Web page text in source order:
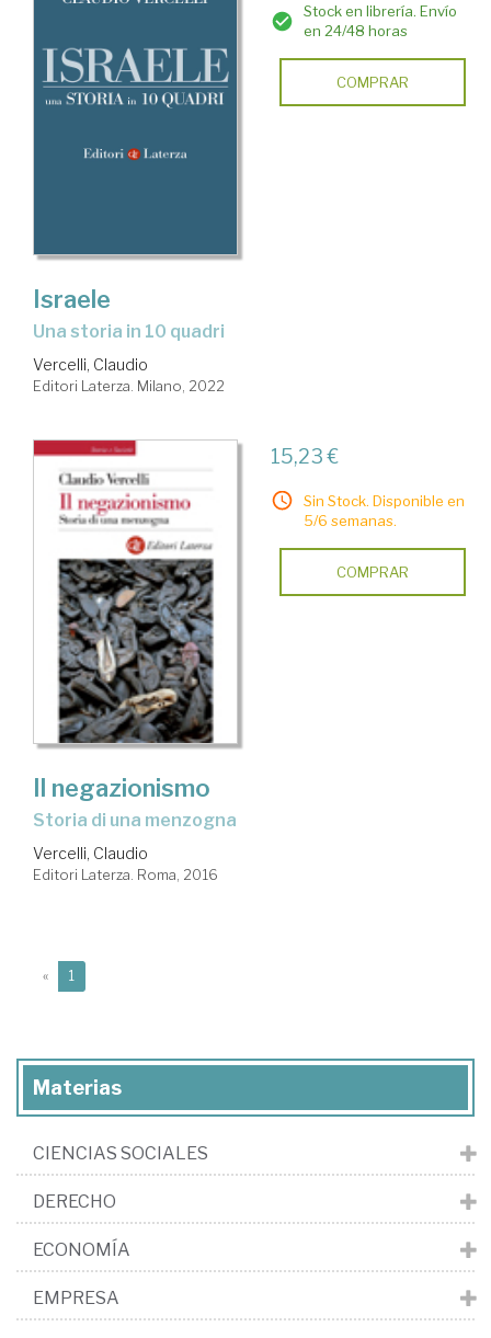
Stock en librería. Envío
en 24/48 horas
COMPRAR
Israele
una storia in 10 quadri
Vercelli, Claudio
Editori Laterza. Milano, 2022
15,23 €
Sin Stock. Disponible en
5/6 semanas.
COMPRAR
Il negazionismo
storia di una menzogna
Vercelli, Claudio
Editori Laterza. Roma, 2016
« 1
Materias
CIENCIAS SOCIALES
DERECHO
ECONOMÍA
EMPRESA